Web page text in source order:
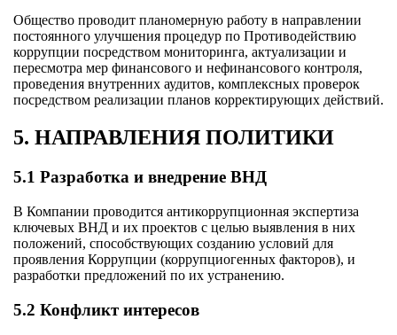
Общество проводит планомерную работу в направлении
постоянного улучшения процедур по Противодействию
коррупции посредством мониторинга, актуализации и
пересмотра мер финансового и нефинансового контроля,
проведения внутренних аудитов, комплексных проверок
посредством реализации планов корректирующих действий.
5. НАПРАВЛЕНИЯ ПОЛИТИКИ
5.1 Разработка и внедрение ВНД
В Компании проводится антикоррупционная экспертиза
ключевых ВНД и их проектов с целью выявления в них
положений, способствующих созданию условий для
проявления Коррупции (коррупциогенных факторов), и
разработки предложений по их устранению.
5.2 Конфликт интересов